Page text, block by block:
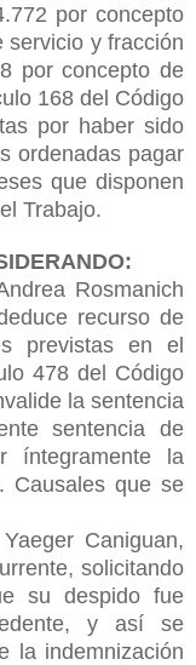
por concepto
servicio y fracción
por concepto de
168 del Código
por haber sido
ordenadas pagar
que disponen
Trabajo.
Rosmanich
recurso de
previstas en el
478 del Código
la sentencia
sentencia de
íntegramente la
Causales que se
Caniguan,
solicitando
su despido fue
y así se
la indemnización